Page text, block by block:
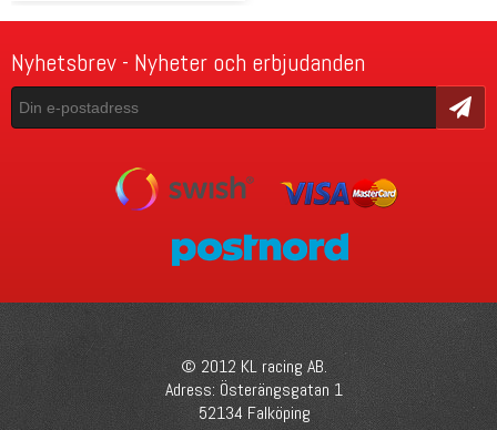
Nyhetsbrev - Nyheter och erbjudanden
Skicka
© 2012 KL racing AB.
Adress: Österängsgatan 1
52134 Falköping